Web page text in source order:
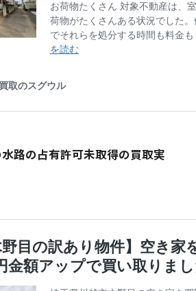
路の占有許可未取得の買取実